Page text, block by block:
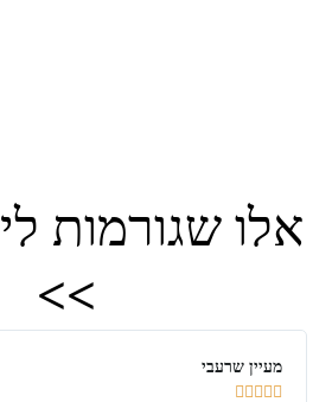
אלו שגורמות לי
>>
מעיין שרעבי




